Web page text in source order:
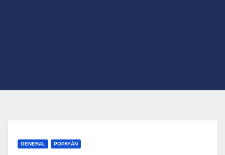
GENERAL POPAYÁN